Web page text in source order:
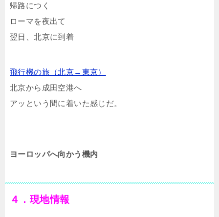
帰路につく
ローマを夜出て
翌日、北京に到着
飛行機の旅（北京→東京）
北京から成田空港へ
アッという間に着いた感じだ。
ヨーロッパへ向かう機内
４．現地情報